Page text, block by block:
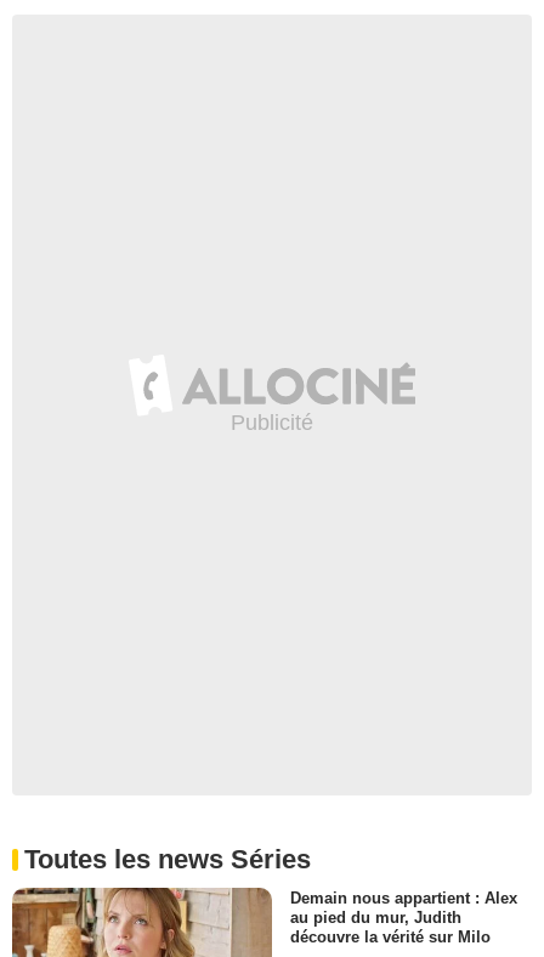
Toutes les news Séries
Demain nous appartient : Alex
au pied du mur, Judith
découvre la vérité sur Milo